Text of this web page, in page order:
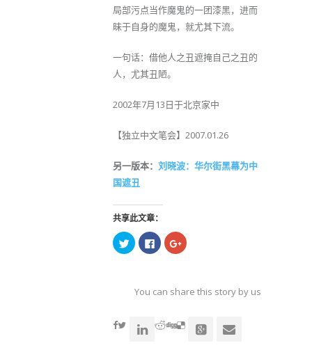
局部污点当作魔鬼的一团漆黑，进而
昧于自身的魔鬼，就尤其下流。
一句话：借他人之丑遮掩自己之丑的
人，尤其丑陋。
2002年7月13日于北京家中
【独立中文笔会】2007.01.26
另一版本： 刘晓波：华尔街黑幕为中
国遮丑
共享此文章：
点
击
共
享
窗
口
点
击
共
享
窗
口
点
击
共
享
窗
口
You can share this story by using your